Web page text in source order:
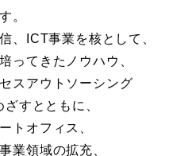
。
、ICT事業を核として、
ってきたノウハウ、
スアウトソーシング
すとともに、
トオフィス、
業領域の拡充、